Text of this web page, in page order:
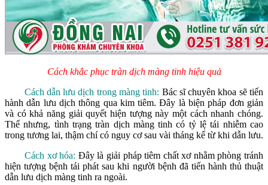
Cách khắc phục tràn dịch màng tinh hiệu quả
Cách dẫn lưu dịch trong màng tinh: Bác sĩ chuyên khoa sẽ tiến
hành dẫn lưu dịch thông qua kim tiêm. Đây là biện pháp đơn giản
và có khả năng giải quyết hiện tượng này một cách nhanh chóng.
Thế nhưng, tình trạng tràn dịch màng tinh có tỷ lệ tái nhiễm cao
trong tương lai, thậm chí có nguy cơ sau vài tháng kể từ khi dẫn lưu.
Cách xơ hóa: Đây là giải pháp tiêm chất xơ nhằm phòng tránh
hiện tượng bệnh tái phát sau khi người bệnh đã tiến hành thủ thuật
dẫn lưu dịch màng tinh ra ngoài.